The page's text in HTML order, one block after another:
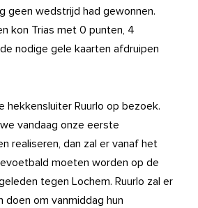
geen wedstrijd had gewonnen.
kon Trias met 0 punten, 4
nodige gele kaarten afdruipen
hekkensluiter Ruurlo op bezoek.
vandaag onze eerste
realiseren, dan zal er vanaf het
moeten worden op de
tegen Lochem. Ruurlo zal er
doen om vanmiddag hun